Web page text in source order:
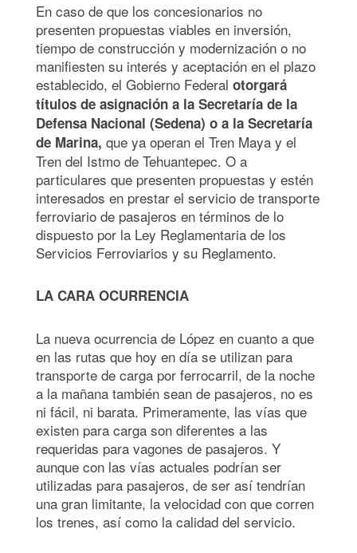
En caso de que los concesionarios no
presenten propuestas viables en inversión,
tiempo de construcción y modernización o no
manifiesten su interés y aceptación en el plazo
establecido, el Gobierno Federal otorgará
títulos de asignación a la Secretaría de la
Defensa Nacional (Sedena) o a la Secretaría
de Marina, que ya operan el Tren Maya y el
Tren del Istmo de Tehuantepec. O a
particulares que presenten propuestas y estén
interesados en prestar el servicio de transporte
ferroviario de pasajeros en términos de lo
dispuesto por la Ley Reglamentaria de los
Servicios Ferroviarios y su Reglamento.
LA CARA OCURRENCIA
La nueva ocurrencia de López en cuanto a que
en las rutas que hoy en día se utilizan para
transporte de carga por ferrocarril, de la noche
a la mañana también sean de pasajeros, no es
ni fácil, ni barata. Primeramente, las vías que
existen para carga son diferentes a las
requeridas para vagones de pasajeros. Y
aunque con las vías actuales podrían ser
utilizadas para pasajeros, de ser así tendrían
una gran limitante, la velocidad con que corren
los trenes, así como la calidad del servicio.